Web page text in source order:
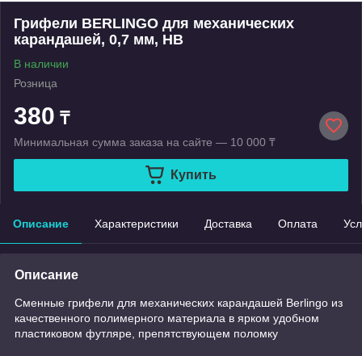
Грифели BERLINGO для механических
карандашей, 0,7 мм, НВ
В наличии
Розница
380 ₸
Минимальная сумма заказа на сайте — 10 000 ₸
Купить
Описание Характеристики Доставка Оплата
Описание
Сменные грифели для механических карандашей Berlingo из
качественного полимерного материала в ярком удобном
пластиковом футляре, препятствующем поломку